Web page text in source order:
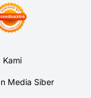
Kami
Media Siber